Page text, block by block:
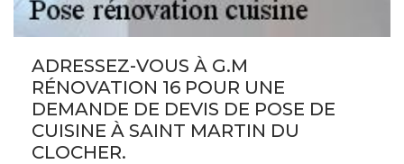
ADRESSEZ-VOUS À G.M
RÉNOVATION 16 POUR UNE
DEMANDE DE DEVIS DE POSE DE
CUISINE À SAINT MARTIN DU
CLOCHER.